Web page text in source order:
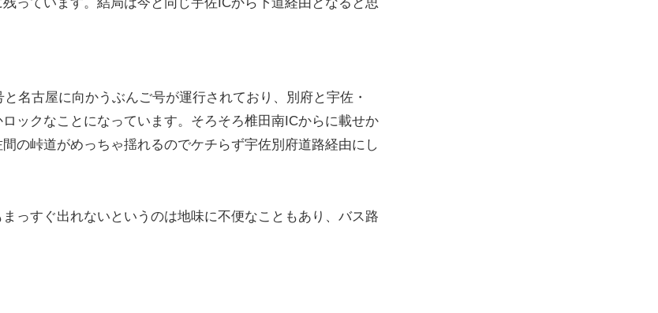
名古屋に向かうぶんご号が運行されており、別府と宇佐・
ックなことになっています。そろそろ椎田南ICからに載せか
の峠道がめっちゃ揺れるのでケチらず宇佐別府道路経由にし
っすぐ出れないというのは地味に不便なこともあり、バス路